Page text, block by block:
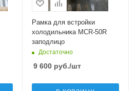
Рамка для встройки
холодильника MCR-50R
заподлицо
Достаточно
9 600руб./шт